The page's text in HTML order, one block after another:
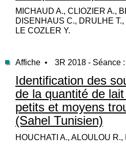
MICHAUD A., CLIOZIER A.,
DISENHAUS C., DRULHE
LE COZLER Y.
Affiche • 3R 2018 - Séance
Identification des
de la quantité de
petits et moyens
(Sahel Tunisien)
HOUCHATI A., ALOULOU R.,